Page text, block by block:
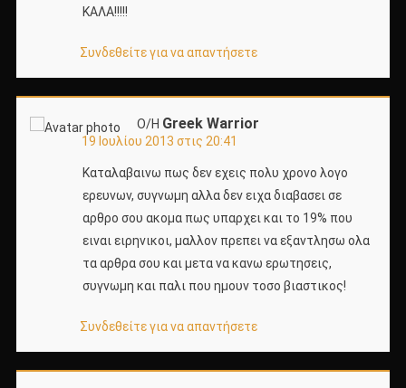
ΚΑΛΑ!!!!!
Συνδεθείτε για να απαντήσετε
Ο/Η Greek Warrior
19 Ιουλίου 2013 στις 20:41
Καταλαβαινω πως δεν εχεις πολυ χρονο λογο
ερευνων, συγνωμη αλλα δεν ειχα διαβασει σε
αρθρο σου ακομα πως υπαρχει και το 19% που
ειναι ειρηνικοι, μαλλον πρεπει να εξαντλησω ολα
τα αρθρα σου και μετα να κανω ερωτησεις,
συγνωμη και παλι που ημουν τοσο βιαστικος!
Συνδεθείτε για να απαντήσετε